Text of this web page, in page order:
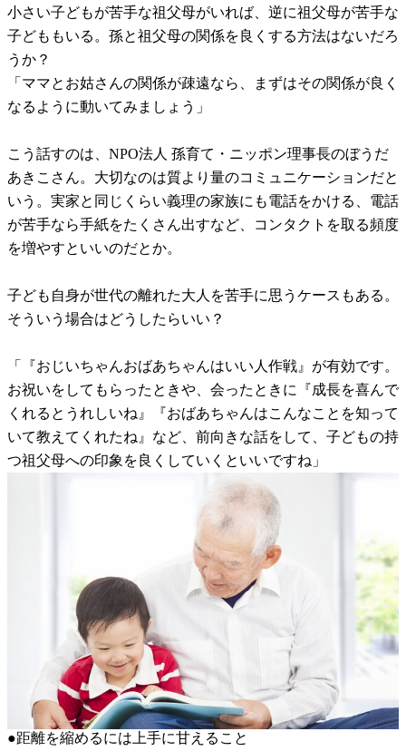
小さい子どもが苦手な祖父母がいれば、逆に祖父母が苦手な
子どももいる。孫と祖父母の関係を良くする方法はないだろ
うか？
「ママとお姑さんの関係が疎遠なら、まずはその関係が良く
なるように動いてみましょう」
こう話すのは、NPO法人 孫育て・ニッポン理事長のぼうだ
あきこさん。大切なのは質より量のコミュニケーションだと
いう。実家と同じくらい義理の家族にも電話をかける、電話
が苦手なら手紙をたくさん出すなど、コンタクトを取る頻度
を増やすといいのだとか。
子ども自身が世代の離れた大人を苦手に思うケースもある。
そういう場合はどうしたらいい？
「『おじいちゃんおばあちゃんはいい人作戦』が有効です。
お祝いをしてもらったときや、会ったときに『成長を喜んで
くれるとうれしいね』『おばあちゃんはこんなことを知って
いて教えてくれたね』など、前向きな話をして、子どもの持
つ祖父母への印象を良くしていくといいですね」
●距離を縮めるには上手に甘えること